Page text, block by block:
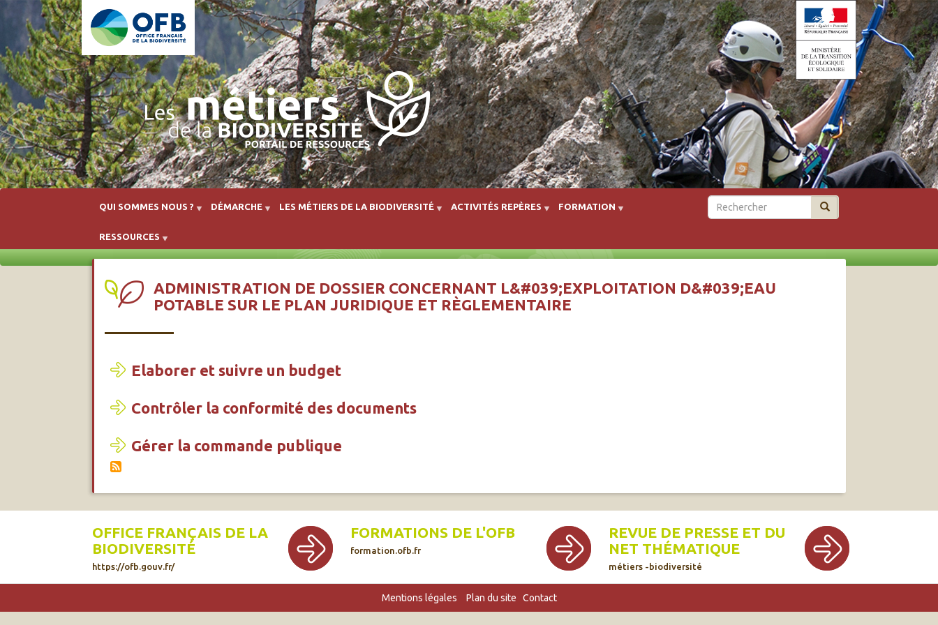
Aller au contenu principal
QUI SOMMES NOUS ? DÉMARCHE LES MÉTIERS DE LA BIODIVERSITÉ ACTIVITÉS REPÈRES FORMATION
RESSOURCES
Rechercher
ADMINISTRATION DE DOSSIER CONCERNANT L&#039;EXPLOITATION D&#039;EAU
POTABLE SUR LE PLAN JURIDIQUE ET RÈGLEMENTAIRE
Elaborer et suivre un budget
Contrôler la conformité des documents
Gérer la commande publique
OFFICE FRANÇAIS DE LA
BIODIVERSITÉ
https://ofb.gouv.fr/
FORMATIONS DE L'OFB
formation.ofb.fr
REVUE DE PRESSE ET DU
NET THÉMATIQUE
métiers -biodiversité
Mentions légales Plan du site Contact